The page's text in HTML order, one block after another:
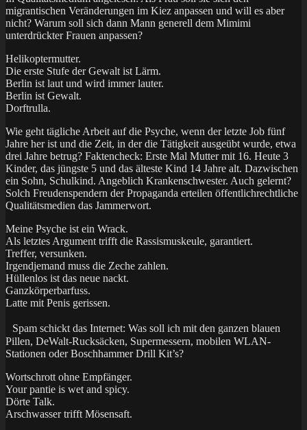
migrantischen Veränderungen im Kiez anpassen und will es aber
nicht? Warum soll sich dann Mann generell dem Mimimi
unterdrückter Frauen anpassen?
Helikoptermutter.
Die erste Stufe der Gewalt ist Lärm.
Berlin ist laut und wird immer lauter.
Berlin ist Gewalt.
Dorftrulla.
Wie geht tägliche Arbeit auf die Psyche, wenn der letzte Job fünf
Jahre her ist und die Zeit, in der die Tätigkeit ausgeübt wurde, etwa
drei Jahre betrug? Faktencheck: Erste Mal Mutter mit 16. Heute 3
Kinder, das jüngste 5 und das älteste Kind 14 Jahre alt. Dazwischen
ein Sohn, Schulkind. Angeblich Krankenschwester. Auch gelernt?
Solch Freudenspendern der Propaganda erteilen öffentlichrechtliche
Qualitätsmedien das Jammerwort.
Meine Psyche ist ein Wrack.
Als letztes Argument trifft die Rassismuskeule, garantiert.
Treffer, versunken.
Irgendjemand muss die Zeche zahlen.
Hüllenlos ist das neue nackt.
Ganzkörperbarfuss.
Latte mit Penis gerissen.
Spam schickt das Internet: Was soll ich mit den ganzen blauen
Pillen, DeWalt-Rucksäcken, Supermessern, mobilen WLAN-
Stationen oder Boschhammer Drill Kit’s?
Wortschrott ohne Empfänger.
Your pantie is wet and spicy.
Dörte Talk.
Arschwasser trifft Mösensaft.